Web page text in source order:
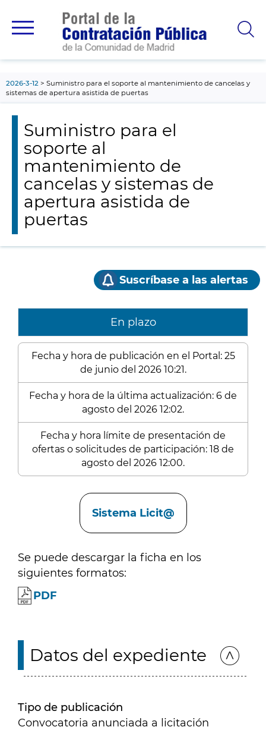
principal
2026-3-12
Suministro para el soporte al mantenimiento de cancelas y
sistemas de apertura asistida de puertas
Suministro para el
soporte al
mantenimiento de
cancelas y sistemas de
apertura asistida de
puertas
Suscríbase a las alertas
En plazo
Fecha y hora de publicación en el Portal: 25
de junio del 2026 10:21.
Fecha y hora de la última actualización: 6 de
agosto del 2026 12:02.
Fecha y hora límite de presentación de
ofertas o solicitudes de participación: 18 de
agosto del 2026 12:00.
Sistema Licit@
Se puede descargar la ficha en los
siguientes formatos:
PDF
Datos del expediente
Tipo de publicación
Convocatoria anunciada a licitación